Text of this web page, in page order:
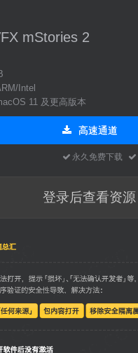
mStories 2
Intel
11 及更高版本
高速通道
永久免费下载
登录后查看资源